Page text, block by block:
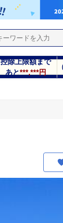
控除上限額まで
あと***,***円